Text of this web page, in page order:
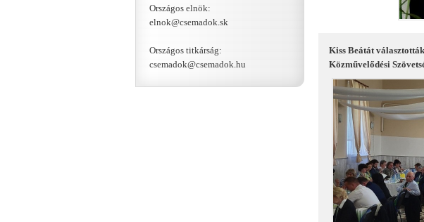
Kiss Beátát
Közművelődési
Országos elnök:
elnok@csemadok.sk
Országos titkárság:
csemadok@csemadok.hu